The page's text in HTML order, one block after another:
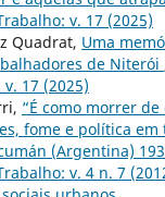
v. 17 (2025)
Quadrat, Uma
de Niterói
17 (2025)
“É como morrer de
fome e política em
(Argentina)
v. 4 n. 7